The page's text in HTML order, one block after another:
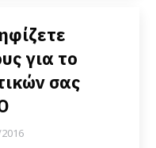
για το
σας